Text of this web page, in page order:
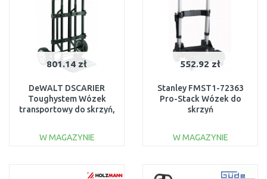
801.14 zł
DeWALT DSCARIER
Toughystem Wózek
transportowy do skrzyń,
W MAGAZYNIE
Do porównania
552.92 zł
Stanley FMST1-72363
Pro-Stack Wózek do
skrzyń
W MAGAZYNIE
Do porównania